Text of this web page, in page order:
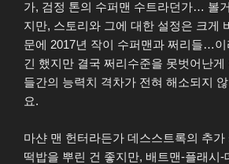
가, 검정 톤의 수퍼맨 수트라던가… 볼
지만, 스토리와 그에 대한 설정은 크게
문에 2017년 작이 수퍼맨과 쩌리들…이
긴 했지만 결국 쩌리수준을 못벗어난게
들간의 능력치 격차가 전혀 해소되지
요.
마샨 맨 헌터라든가 데스스트록의 추
떡밥을 뿌린 건 좋지만, 배트맨-플래시-